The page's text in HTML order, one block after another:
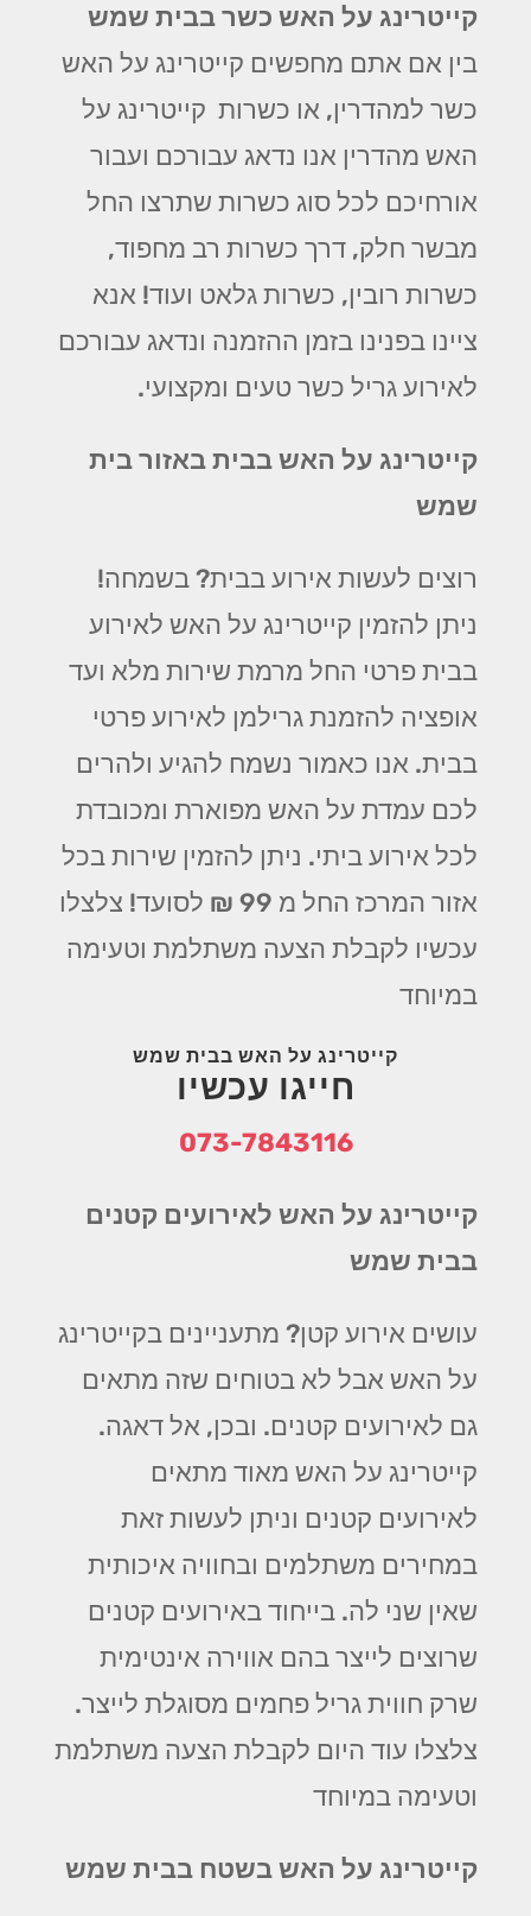
קייטרינג על האש כשר בבית שמש
בין אם אתם מחפשים קייטרינג על האש
כשר למהדרין, או כשרות קייטרינג על
האש מהדרין אנו נדאג עבורכם ועבור
אורחיכם לכל סוג כשרות שתרצו החל
מבשר חלק, דרך כשרות רב מחפוד,
כשרות רובין, כשרות גלאט ועוד! אנא
ציינו בפנינו בזמן ההזמנה ונדאג עבורכם
לאירוע גריל כשר טעים ומקצועי.
קייטרינג על האש בבית באזור בית
שמש
רוצים לעשות אירוע בבית? בשמחה!
ניתן להזמין קייטרינג על האש לאירוע
בבית פרטי החל מרמת שירות מלא ועד
אופציה להזמנת גרילמן לאירוע פרטי
בבית. אנו כאמור נשמח להגיע ולהרים
לכם עמדת על האש מפוארת ומכובדת
לכל אירוע ביתי. ניתן להזמין שירות בכל
אזור המרכז החל מ 99 ₪ לסועד! צלצלו
עכשיו לקבלת הצעה משתלמת וטעימה
במיוחד
קייטרינג על האש בבית שמש
חייגו עכשיו
073-7843116
קייטרינג על האש לאירועים קטנים
בבית שמש
עושים אירוע קטן? מתעניינים בקייטרינג
על האש אבל לא בטוחים שזה מתאים
גם לאירועים קטנים. ובכן, אל דאגה.
קייטרינג על האש מאוד מתאים
לאירועים קטנים וניתן לעשות זאת
במחירים משתלמים ובחוויה איכותית
שאין שני לה. בייחוד באירועים קטנים
שרוצים לייצר בהם אווירה אינטימית
שרק חווית גריל פחמים מסוגלת לייצר.
צלצלו עוד היום לקבלת הצעה משתלמת
וטעימה במיוחד
קייטרינג על האש בשטח בבית שמש